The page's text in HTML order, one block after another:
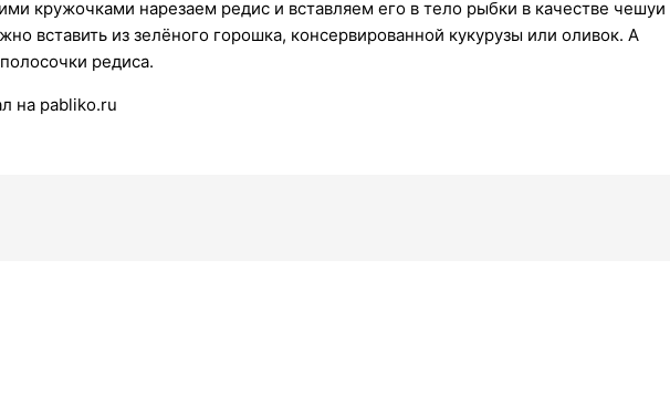
кружочками нарезаем редис и вставляем его в тело рыбки в качестве чешуи
вставить из зелёного горошка, консервированной кукурузы или оливок. А
редиса.
на pabliko.ru